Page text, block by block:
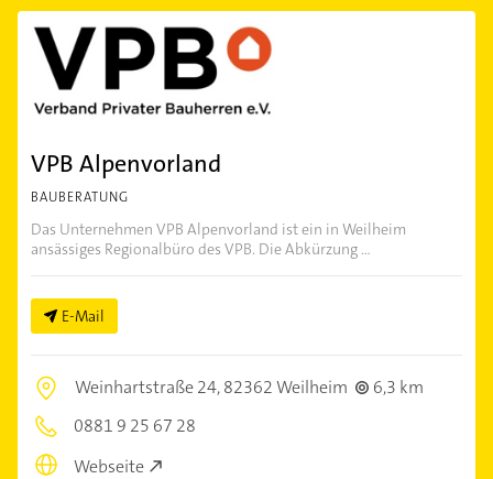
VPB Alpenvorland
BAUBERATUNG
Das Unternehmen VPB Alpenvorland ist ein in Weilheim
ansässiges Regionalbüro des VPB. Die Abkürzung ...
E-Mail
Weinhartstraße 24,82362 Weilheim
6,3 km
0881 9 25 67 28
Webseite